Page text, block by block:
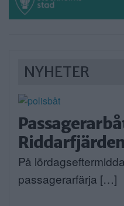
NYHETER
Riddarfjärden
På
passagerarfärja […]